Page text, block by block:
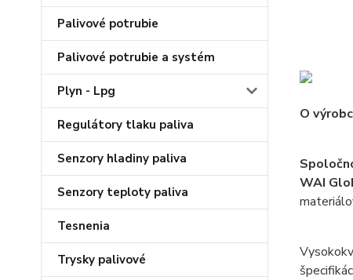
Palivové potrubie
Palivové potrubie a systém
Plyn - Lpg
Regulátory tlaku paliva
Senzory hladiny paliva
Senzory teploty paliva
Tesnenia
Trysky palivové
O
WAI